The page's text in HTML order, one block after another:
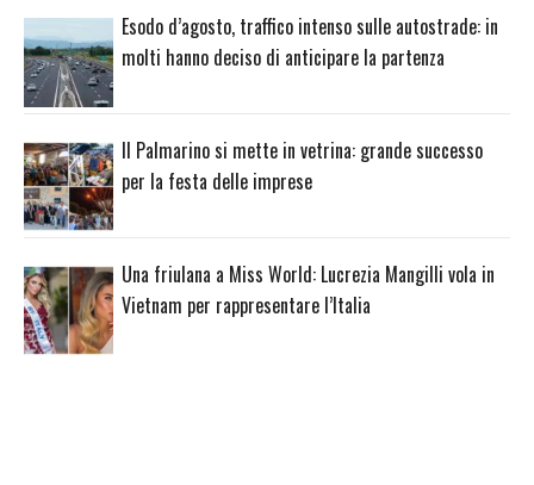
Esodo d’agosto, traffico intenso sulle autostrade: in
molti hanno deciso di anticipare la partenza
Il Palmarino si mette in vetrina: grande successo
per la festa delle imprese
Una friulana a Miss World: Lucrezia Mangilli vola in
Vietnam per rappresentare l’Italia